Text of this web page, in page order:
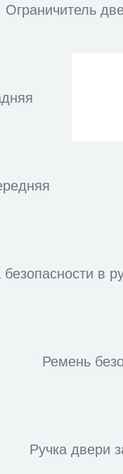
Ограничитель
в
Ремень
Ручка двери